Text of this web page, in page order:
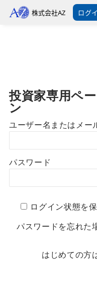
株式会社AZ ログ
投資家専用ペ
ン
ユーザー名またはメー
パスワード
ログイン状態を
パスワードを忘れた
はじめての方